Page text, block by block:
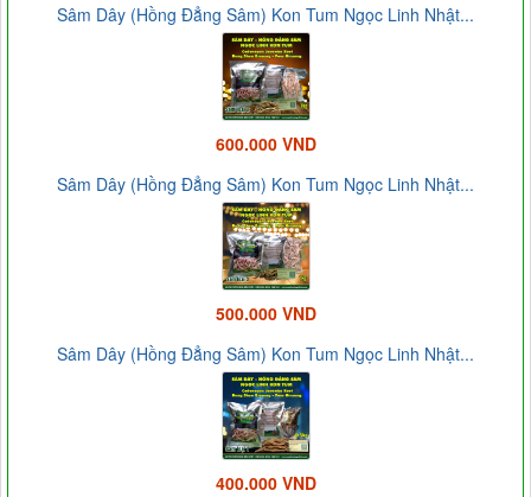
Sâm Dây (Hồng Đẳng Sâm) Kon Tum Ngọc Linh Nhật...
600.000 VND
Sâm Dây (Hồng Đẳng Sâm) Kon Tum Ngọc Linh Nhật...
500.000 VND
Sâm Dây (Hồng Đẳng Sâm) Kon Tum Ngọc Linh Nhật...
400.000 VND